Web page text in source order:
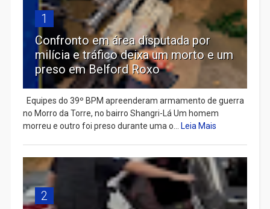
1
Confronto em área disputada por
milícia e tráfico deixa um morto e um
preso em Belford Roxo
Equipes do 39º BPM apreenderam armamento de guerra
no Morro da Torre, no bairro Shangri-Lá Um homem
morreu e outro foi preso durante uma o... Leia Mais
2